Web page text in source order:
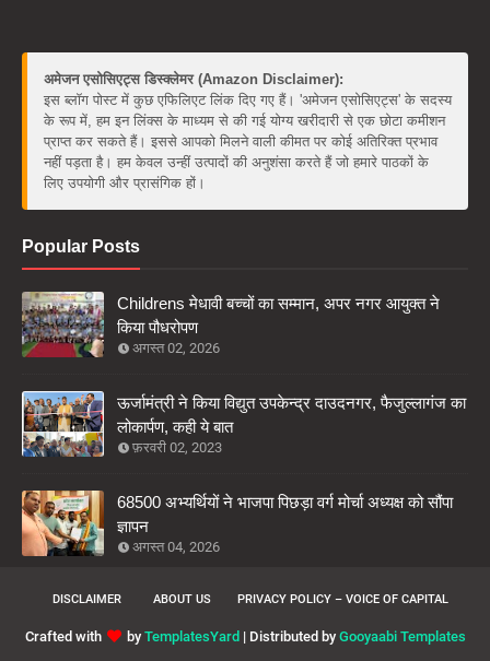
अमेजन एसोसिएट्स डिस्क्लेमर (Amazon Disclaimer):
इस ब्लॉग पोस्ट में कुछ एफिलिएट लिंक दिए गए हैं। 'अमेजन एसोसिएट्स' के सदस्य
के रूप में, हम इन लिंक्स के माध्यम से की गई योग्य खरीदारी से एक छोटा कमीशन
प्राप्त कर सकते हैं। इससे आपको मिलने वाली कीमत पर कोई अतिरिक्त प्रभाव
नहीं पड़ता है। हम केवल उन्हीं उत्पादों की अनुशंसा करते हैं जो हमारे पाठकों के
लिए उपयोगी और प्रासंगिक हों।
Popular Posts
Childrens मेधावी बच्चों का सम्मान, अपर नगर आयुक्त ने
किया पौधरोपण
अगस्त 02, 2026
ऊर्जामंत्री ने किया विद्युत उपकेन्द्र दाउदनगर, फैजुल्लागंज का
लोकार्पण, कही ये बात
फ़रवरी 02, 2023
68500 अभ्यर्थियों ने भाजपा पिछड़ा वर्ग मोर्चा अध्यक्ष को सौंपा
ज्ञापन
अगस्त 04, 2026
DISCLAIMER ABOUT US PRIVACY POLICY – VOICE OF CAPITAL
Crafted with by TemplatesYard | Distributed by Gooyaabi Templates